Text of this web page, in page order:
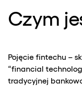
Czym
Pojęcie fintechu –
“financial
tradycyjnej